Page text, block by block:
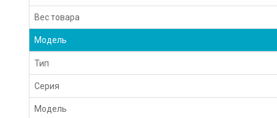
Вес товара
Модель
Тип
Серия
Модель